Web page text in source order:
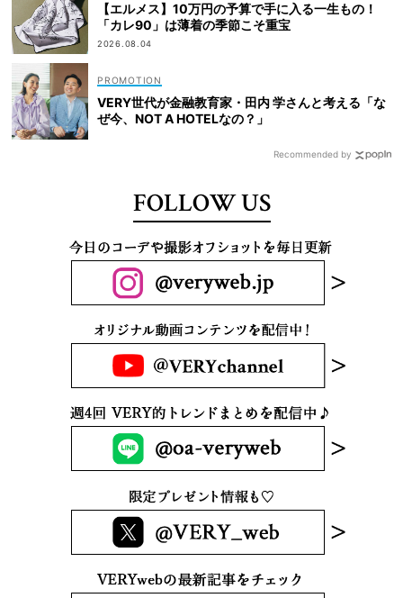
【エルメス】10万円の予算で手に入る一生もの！
「カレ90」は薄着の季節こそ重宝
2026.08.04
VERY世代が金融教育家・田内 学さんと考える「な
ぜ今、NOT A HOTELなの？」
Recommended by
FOLLOW US